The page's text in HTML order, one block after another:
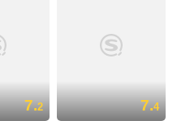
7.2 7.4